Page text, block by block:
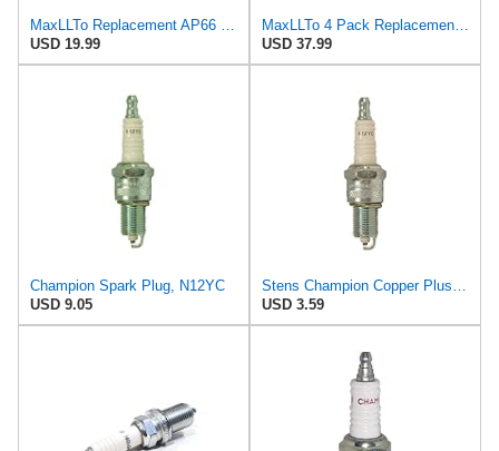
MaxLLTo Replacement AP66 Platinum Spark Plug for Champion 405 for DENSO Auto 3012 for Motorcraft
USD 19.99
MaxLLTo 4 Pack Replacement AP66 Platinum Spark Plug for Champion 405 for DENSO Auto 3012 for
USD 37.99
Champion Spark Plug, N12YC
USD 9.05
Stens Champion Copper Plus 38 Spark Plug (Carton of 1) - N12YC for 1966 - 1992 Jaguar XJ6 and Dodge
USD 3.59